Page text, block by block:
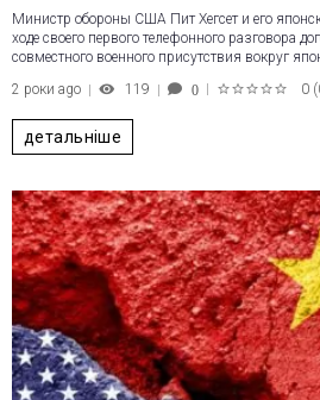
Министр обороны США Пит Хегсет и его
ходе своего первого телефонного разговора
совместного военного присутствия вокруг
2 роки ago
119 0 0 (
детальніше